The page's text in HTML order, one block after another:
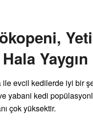
Yaygın
ile evcil kedilerde iyi bir
yabani kedi
çok yüksektir.